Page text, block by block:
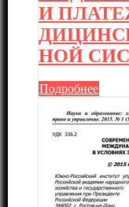
И
НОЙ
Подробнее